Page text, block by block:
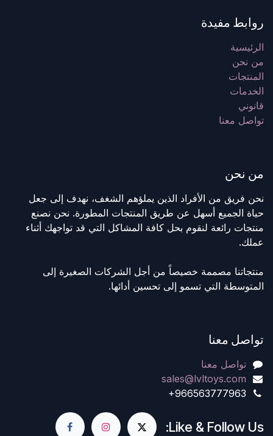
روابط مفيدة
الرئيسية
من نحن
المنتجات
الخدمات
قانوني
تواصل معنا
من نحن
نحن فريق من الأفراد الذين يملؤهم الشغف، نهدف إلى جعل
حياة الجميع أسهل عن طريق المنتجات المطورة. نحن نصنع
منتجات رائعة لنقوم بحل كافة المشاكل التي قد تواجهك أثناء
عملك.
منتجاتنا مصممة خصيصاً من أجل الشركات الصغيرة إلى
المتوسطة التي تسمو إلى تحسين أدائها.
تواصل معنا
تواصل معنا
sales@lvltoys.com
+966563777963
Like & Follow Us: